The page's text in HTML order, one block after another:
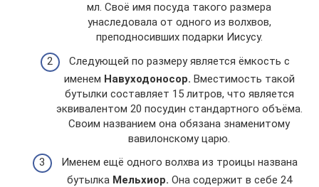
мл. Своё имя посуда такого размера
унаследовала от одного из волхвов,
преподносивших подарки Иисусу.
Следующей по размеру является ёмкость с
именем Навуходоносор. Вместимость такой
бутылки составляет 15 литров, что является
эквивалентом 20 посудин стандартного объёма.
Своим названием она обязана знаменитому
вавилонскому царю.
Именем ещё одного волхва из троицы названа
бутылка Мельхиор. Она содержит в себе 24